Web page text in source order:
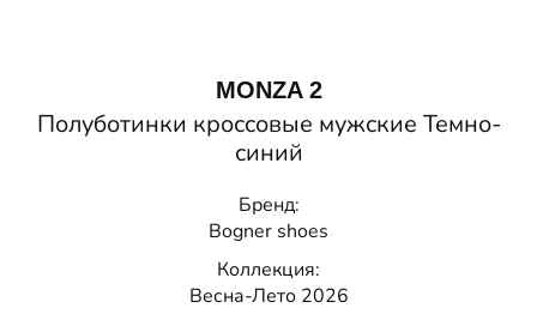
MONZA 2
Полуботинки кроссовые мужские Темно-
синий
Бренд:
Bogner shoes
Коллекция:
Весна-Лето 2026